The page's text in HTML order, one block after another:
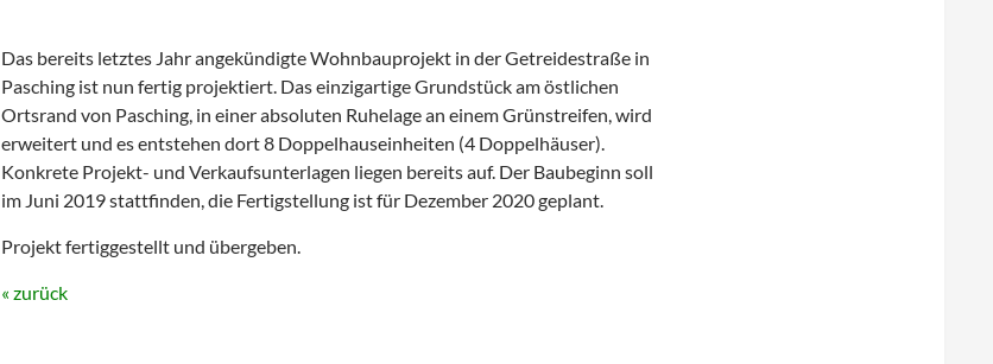
Das bereits letztes Jahr angekündigte Wohnbauprojekt in der Getreidestraße in
Pasching ist nun fertig projektiert. Das einzigartige Grundstück am östlichen
Ortsrand von Pasching, in einer absoluten Ruhelage an einem Grünstreifen, wird
erweitert und es entstehen dort 8 Doppelhauseinheiten (4 Doppelhäuser).
Konkrete Projekt- und Verkaufsunterlagen liegen bereits auf. Der Baubeginn soll
im Juni 2019 stattfinden, die Fertigstellung ist für Dezember 2020 geplant.
Projekt fertiggestellt und übergeben.
« zurück